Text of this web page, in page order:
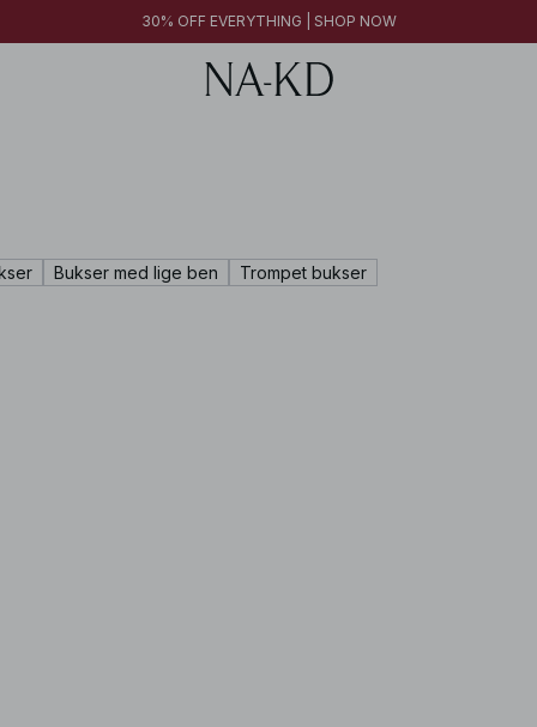
30% OFF EVERYTHING | SHOP NOW
Bukser med lige ben Trompet bukser